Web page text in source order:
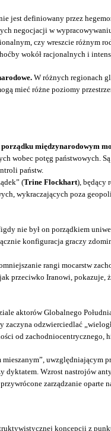
jest definiowany przez
negocjacji w
czy wreszcie różnym
wokół racjonalnych i
W różnych regionach
mieć różne poziomy
międzynarodowym
wobec potęg państwowych.
państw.
(Trine Flockhart), będący
wykraczających poza
nie był on porządkiem
konfiguracja graczy
rangi mocarstw
przeciwko Iranowi, pokazuje,
aktorów Globalnego
odzwierciedlać
od zachodniocentrycznego,
uwzględniającym
dyktatem. Wzrost nastrojów
zarządzanie oparte
koncepcji z